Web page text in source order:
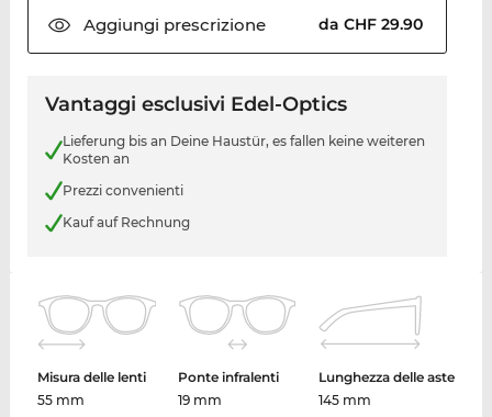
Aggiungi prescrizione da CHF 29.90
Vantaggi esclusivi Edel-Optics
Lieferung bis an Deine Haustür, es fallen keine weiteren
Kosten an
Prezzi convenienti
Kauf auf Rechnung
Misura delle lenti
55 mm
Ponte infralenti
19 mm
Lunghezza delle aste
145 mm